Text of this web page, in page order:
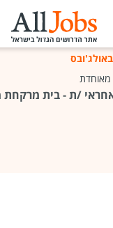
מאוחדת
/ת - בית מרקחת